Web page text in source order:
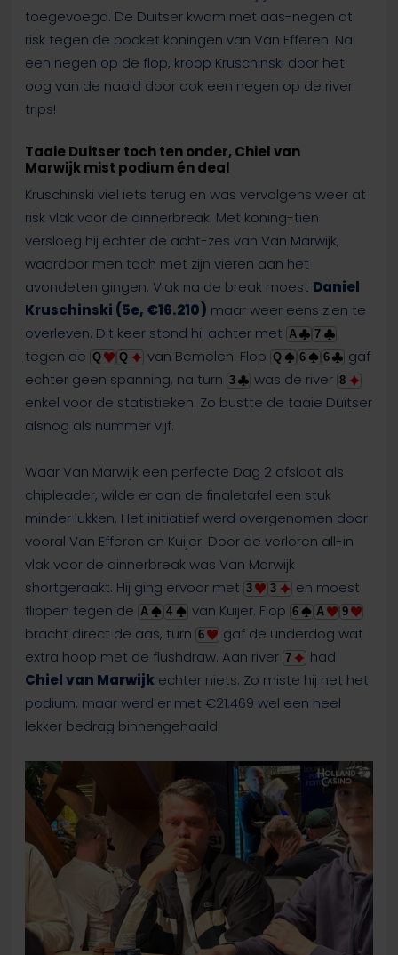
toegevoegd. De Duitser kwam met aas-negen at
risk tegen de pocket koningen van Van Efferen. Na
een negen op de flop, kroop Kruschinski door het
oog van de naald door ook een negen op de river:
trips!
Taaie Duitser toch ten onder, Chiel van
Marwijk mist podium én deal
Kruschinski viel iets terug en was vervolgens weer at
risk vlak voor de dinnerbreak. Met koning-tien
versloeg hij echter de acht-zes van Van Marwijk,
waardoor men toch met zijn vieren aan het
avondeten gingen. Vlak na de break moest Daniel
Kruschinski (5e, €16.210) maar weer eens zien te
overleven. Dit keer stond hij achter met A 7
tegen de Q Q van Bemelen. Flop Q 6 6
gaf
echter geen spanning, na turn 3 was de river 8
enkel voor de statistieken. Zo bustte de taaie Duitser
alsnog als nummer vijf.
Waar Van Marwijk een perfecte Dag 2 afsloot als
chipleader, wilde er aan de finaletafel een stuk
minder lukken. Het initiatief werd overgenomen door
vooral Van Efferen en Kuijer. Door de verloren all-in
vlak voor de dinnerbreak was Van Marwijk
shortgeraakt. Hij ging ervoor met 3 3
en moest
flippen tegen de A 4 van Kuijer. Flop 6 A 9
bracht direct de aas, turn 6
gaf de underdog wat
extra hoop met de flushdraw. Aan river 7
had
Chiel van Marwijk echter niets. Zo miste hij net het
podium, maar werd er met €21.469 wel een heel
lekker bedrag binnengehaald.